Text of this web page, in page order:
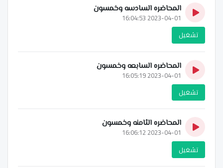
المحاضره السادسه وخمسون
2023-04-01 16:04:53
تشغيل
المحاضره السابعه وخمسون
2023-04-01 16:05:19
تشغيل
المحاضره الثامنه وخمسون
2023-04-01 16:06:12
تشغيل